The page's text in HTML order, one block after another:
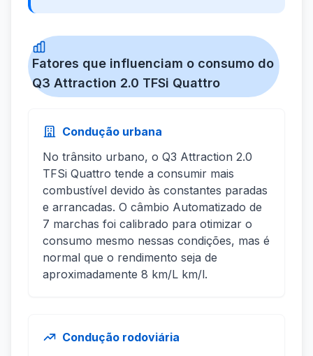
Fatores que influenciam o consumo do
Q3 Attraction 2.0 TFSi Quattro
Condução urbana
No trânsito urbano, o Q3 Attraction 2.0
TFSi Quattro tende a consumir mais
combustível devido às constantes paradas
e arrancadas. O câmbio Automatizado de
7 marchas foi calibrado para otimizar o
consumo mesmo nessas condições, mas é
normal que o rendimento seja de
aproximadamente 8 km/L km/l.
Condução rodoviária